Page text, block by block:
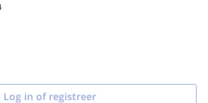
Log in of registreer